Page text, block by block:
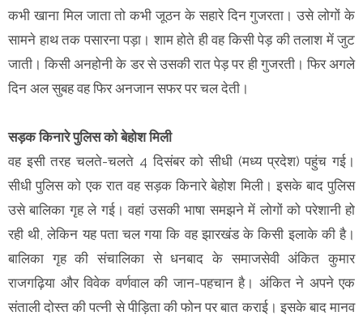
कभी खाना मिल जाता तो कभी जूठन के सहारे दिन गुजरता। उसे लोगों के
सामने हाथ तक पसारना पड़ा। शाम होते ही वह किसी पेड़ की तलाश में जुट
जाती। किसी अनहोनी के डर से उसकी रात पेड़ पर ही गुजरती। फिर अगले
दिन अल सुबह वह फिर अनजान सफर पर चल देती।
सड़क किनारे पुलिस को बेहोश मिली
वह इसी तरह चलते-चलते 4 दिसंबर को सीधी (मध्य प्रदेश) पहुंच गई।
सीधी पुलिस को एक रात वह सड़क किनारे बेहोश मिली। इसके बाद पुलिस
उसे बालिका गृह ले गई। वहां उसकी भाषा समझने में लोगों को परेशानी हो
रही थी, लेकिन यह पता चल गया कि वह झारखंड के किसी इलाके की है।
बालिका गृह की संचालिका से धनबाद के समाजसेवी अंकित कुमार
राजगढ़िया और विवेक वर्णवाल की जान-पहचान है। अंकित ने अपने एक
संताली दोस्त की पत्नी से पीड़िता की फोन पर बात कराई। इसके बाद मानव